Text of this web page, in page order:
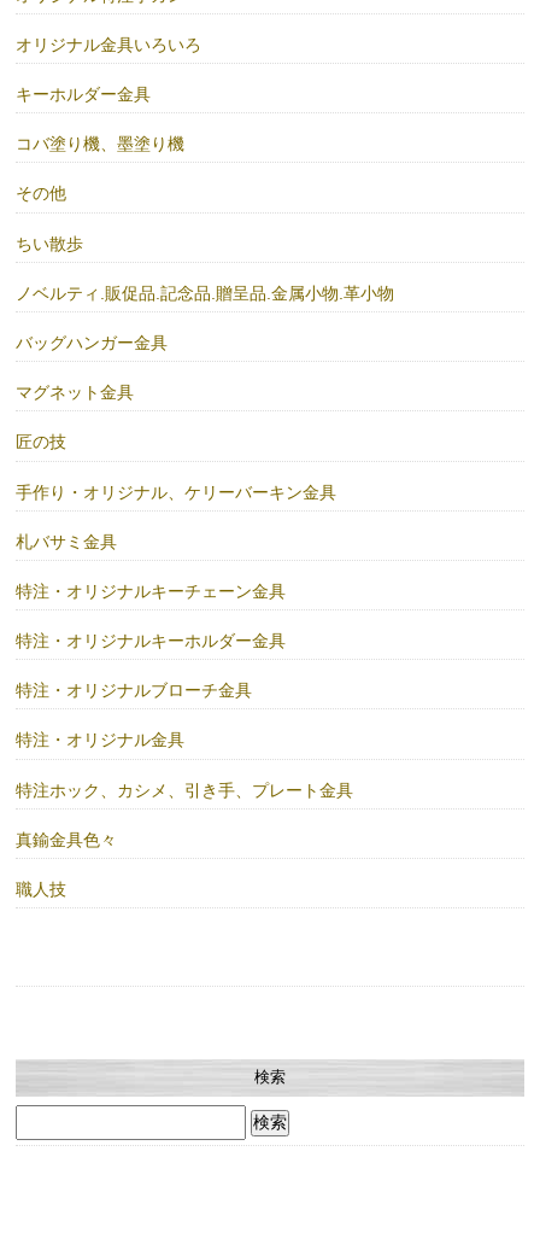
オリジナル金具いろいろ
キーホルダー金具
コバ塗り機、墨塗り機
その他
ちい散歩
ノベルティ.販促品.記念品.贈呈品.金属小物.革小物
バッグハンガー金具
マグネット金具
匠の技
手作り・オリジナル、ケリーバーキン金具
札バサミ金具
特注・オリジナルキーチェーン金具
特注・オリジナルキーホルダー金具
特注・オリジナルブローチ金具
特注・オリジナル金具
特注ホック、カシメ、引き手、プレート金具
真鍮金具色々
職人技
検索
索: